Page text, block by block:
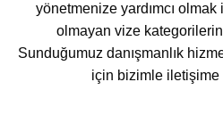
yönetmenize yardımcı
olmayan vize
Sunduğumuz danışmanlık
için bizimle